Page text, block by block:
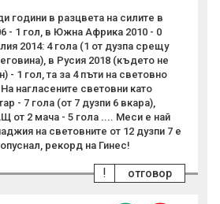
години в разцвета на силите в
- 1 гол, в Южна Африка 2010 - 0
2014: 4 гола (1 от дузпа срещу
в Русия 2018 (където не
- 1 гол, та за 4 пъти на световно
нагласените световни като
- 7 гола (от 7 дузпи 6 вкара),
от 2 мача - 5 гола .... Меси е най
на световните от 12 дузпи 7 е
рекорд на Гинес!
отговор
!